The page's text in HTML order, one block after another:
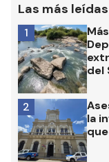
Las más leídas
del
1
la
2